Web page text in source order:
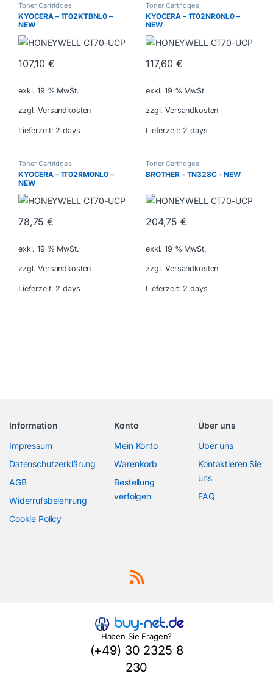
Toner Cartridges
KYOCERA – 1T02KTBNL0 –
NEW
107,10€
exkl. 19 % MwSt.
zzgl. Versandkosten
Lieferzeit: 2 days
Toner Cartridges
KYOCERA – 1T02NR0NL0 –
NEW
117,60€
exkl. 19 % MwSt.
zzgl. Versandkosten
Lieferzeit: 2 days
Toner Cartridges
KYOCERA – 1T02RM0NL0 –
NEW
78,75€
exkl. 19 % MwSt.
zzgl. Versandkosten
Lieferzeit: 2 days
Toner Cartridges
BROTHER – TN328C – NEW
204,75€
exkl. 19 % MwSt.
zzgl. Versandkosten
Lieferzeit: 2 days
Information
Impressum
Datenschutzerklärung
AGB
Widerrufsbelehrung
Cookie Policy
Konto
Mein Konto
Warenkorb
Bestellung
verfolgen
Über uns
Über uns
Kontaktieren Sie
uns
FAQ
Haben Sie Fragen?
(+49) 30 2325 8
230